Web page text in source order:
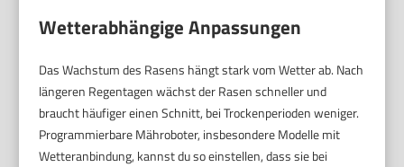
Wetterabhängige Anpassungen
Das Wachstum des Rasens hängt stark vom Wetter ab. Nach
längeren Regentagen wächst der Rasen schneller und
braucht häufiger einen Schnitt, bei Trockenperioden weniger.
Programmierbare Mähroboter, insbesondere Modelle mit
Wetteranbindung, kannst du so einstellen, dass sie bei